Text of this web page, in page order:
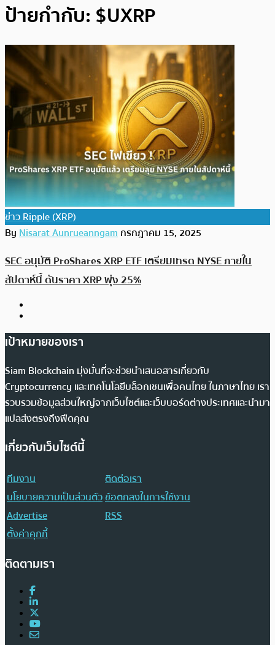
ป้ายกำกับ: $UXRP
ข่าว Ripple (XRP)
ByNisarat Aunrueanngamกรกฎาคม 15, 2025
SEC อนุมัติ ProShares XRP ETF เตรียมเทรด NYSE ภายใน
สัปดาห์นี้ ดันราคา XRP พุ่ง 25%
เป้าหมายของเรา
Siam Blockchain มุ่งมั่นที่จะช่วยนำเสนอสารเกี่ยวกับ
Cryptocurrency และเทคโนโลยีบล็อกเชนเพื่อคนไทย ในภาษาไทย เรา
รวบรวมข้อมูลส่วนใหญ่จากเว็บไซต์และเว็บบอร์ดต่างประเทศและนำมา
แปลส่งตรงถึงฟีดคุณ
เกี่ยวกับเว็บไซต์นี้
ทีมงาน
ติดต่อเรา
นโยบายความเป็นส่วนตัวข้อตกลงในการใช้งาน
Advertise
RSS
ตั้งค่าคุกกี้
ติดตามเรา